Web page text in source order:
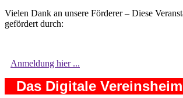
Vielen Dank an unsere Förderer – Diese
gefördert durch:
Anmeldung hier ...
Das Digitale